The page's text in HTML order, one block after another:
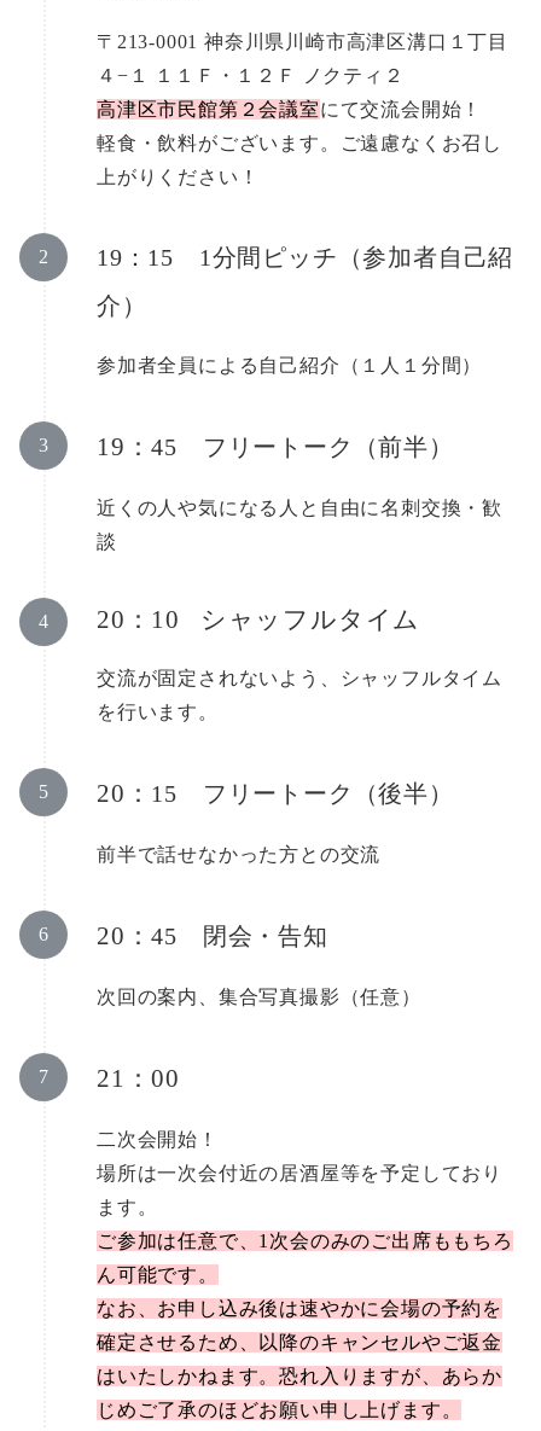
〒213-0001 神奈川県川崎市高津区溝口１丁目
４−１ １１Ｆ・１２Ｆ ノクティ２
高津区市民館第２会議室にて交流会開始！
軽食・飲料がございます。ご遠慮なくお召し
上がりください！
19：15 1分間ピッチ（参加者自己紹
介）
参加者全員による自己紹介（１人１分間）
19：45 フリートーク（前半）
近くの人や気になる人と自由に名刺交換・歓
談
20：10 シャッフルタイム
交流が固定されないよう、シャッフルタイム
を行います。
20： 15 フリートーク（後半）
前半で話せなかった方との交流
20：45 閉会・告知
次回の案内、集合写真撮影（任意）
21：00
二次会開始！
場所は一次会付近の居酒屋等を予定しており
ます。
ご参加は任意で、1次会のみのご出席ももちろ
ん可能です。
なお、お申し込み後は速やかに会場の予約を
確定させるため、以降のキャンセルやご返金
はいたしかねます。恐れ入りますが、あらか
じめご了承のほどお願い申し上げます。